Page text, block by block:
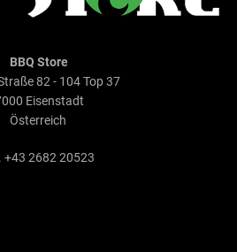
BBQ Store
82 - 104 Top 37
Eisenstadt
Österreich
+43 2682 20523